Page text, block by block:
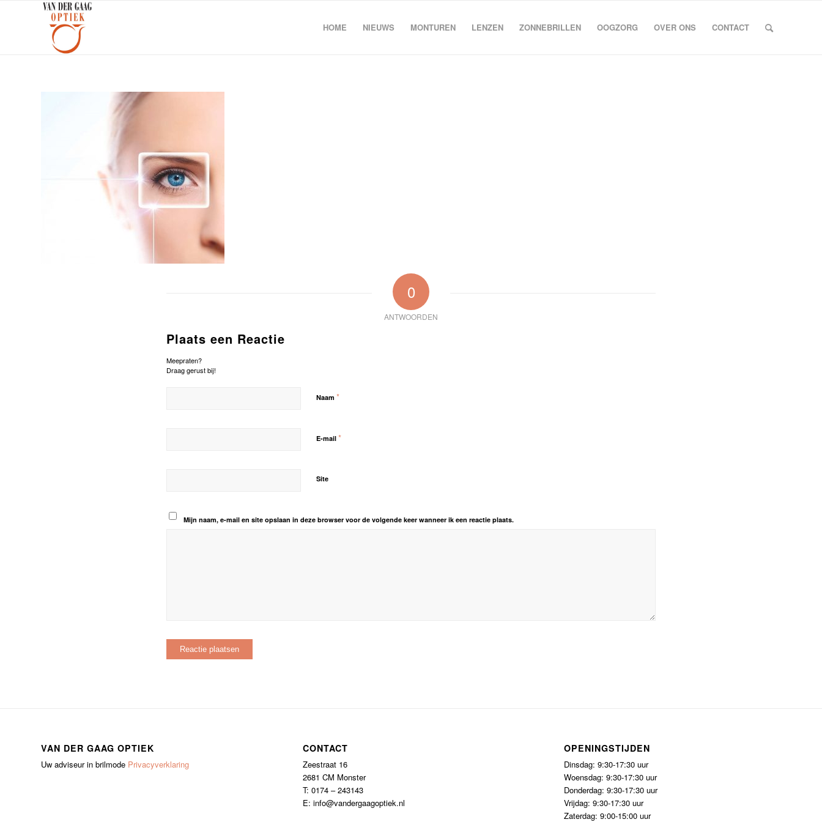
HOME NIEUWS MONTUREN LENZEN ZONNEBRILLEN OOGZORG OVER ONS CONTACT
0
ANTWOORDEN
Plaats een Reactie
Meepraten?
Draag gerust bij!
Naam *
E-mail *
Site
Mijn naam, e-mail en site opslaan in deze browser voor de volgende keer wanneer ik een reactie plaats.
VAN DER GAAG OPTIEK
Uw adviseur in brilmode Privacyverklaring
CONTACT
Zeestraat 16
2681 CM Monster
T: 0174 – 243143
E: info@vandergaagoptiek.nl
OPENINGSTIJDEN
Dinsdag: 9:30-17:30 uur
Woensdag: 9:30-17:30 uur
Donderdag: 9:30-17:30 uur
Vrijdag: 9:30-17:30 uur
Zaterdag: 9:00-15:00 uur